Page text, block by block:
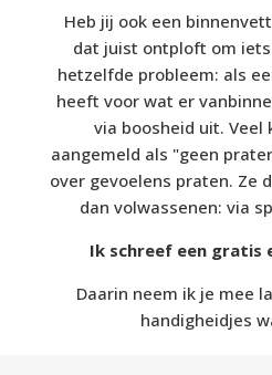
Heb jij ook een
dat juist ontploft om iets
hetzelfde probleem: als
heeft voor wat er
via boosheid uit. Veel
aangemeld als "geen
over gevoelens praten. Ze
dan volwassenen: via
Ik schreef een gratis
Daarin neem ik je mee
handigheidjes